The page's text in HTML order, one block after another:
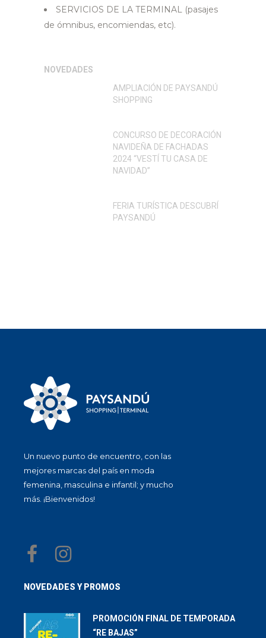
SERVICIOS DE LA TERMINAL (pasajes
de ómnibus, encomiendas, etc).
NOVEDADES
AMPLIACIÓN DE PAYSANDÚ
SHOPPING
CONCURSO DE DECORACIÓN
NAVIDEÑA DE FACHADAS
2024 “VESTÍ TU CASA DE
NAVIDAD”
FERIA TURÍSTICA DESCUBRÍ
PAYSANDÚ
Un nuevo punto de encuentro, con las
mejores marcas del país en moda
femenina, masculina e infantil; y mucho
más. ¡Bienvenidos!
NOVEDADES Y PROMOS
PROMOCIÓN FINAL DE TEMPORADA
“RE BAJAS”